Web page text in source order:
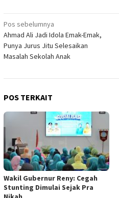
Navigasi
pos
Pos sebelumnya
Ahmad Ali Jadi Idola Emak-Emak,
Punya Jurus Jitu Selesaikan
Masalah Sekolah Anak
POS TERKAIT
Wakil Gubernur Reny: Cegah
Stunting Dimulai Sejak Pra